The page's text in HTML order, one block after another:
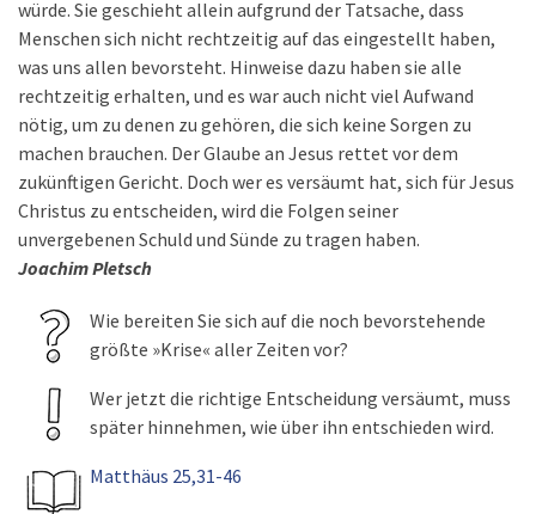
würde. Sie geschieht allein aufgrund der Tatsache, dass
Menschen sich nicht rechtzeitig auf das eingestellt haben,
was uns allen bevorsteht. Hinweise dazu haben sie alle
rechtzeitig erhalten, und es war auch nicht viel Aufwand
nötig, um zu denen zu gehören, die sich keine Sorgen zu
machen brauchen. Der Glaube an Jesus rettet vor dem
zukünftigen Gericht. Doch wer es versäumt hat, sich für Jesus
Christus zu entscheiden, wird die Folgen seiner
unvergebenen Schuld und Sünde zu tragen haben.
Joachim Pletsch
Wie bereiten Sie sich auf die noch bevorstehende
größte »Krise« aller Zeiten vor?
Wer jetzt die richtige Entscheidung versäumt, muss
später hinnehmen, wie über ihn entschieden wird.
Matthäus 25,31-46